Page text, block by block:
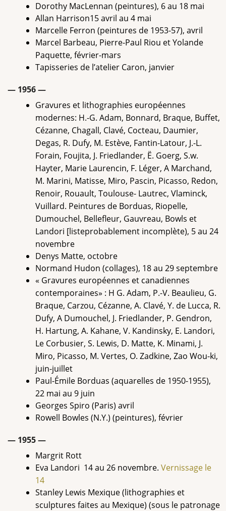
Dorothy MacLennan (peintures), 6 au 18 mai
Allan Harrison15 avril au 4 mai
Marcelle Ferron (peintures de 1953-57), avril
Marcel Barbeau, Pierre-Paul Riou et Yolande
Paquette, février-mars
Tapisseries de l’atelier Caron, janvier
— 1956 —
Gravures et lithographies européennes
modernes: H.-G. Adam, Bonnard, Braque, Buffet,
Cézanne, Chagall, Clavé, Cocteau, Daumier,
Degas, R. Dufy, M. Estève, Fantin-Latour, J.-L.
Forain, Foujita, J. Friedlander, Ë. Goerg, S.w.
Hayter, Marie Laurencin, F. Léger, A Marchand,
M. Marini, Matisse, Miro, Pascin, Picasso, Redon,
Renoir, Rouault, Toulouse- Lautrec, Vlaminck,
Vuillard. Peintures de Borduas, Riopelle,
Dumouchel, Bellefleur, Gauvreau, Bowls et
Landori [listeprobablement incomplète), 5 au 24
novembre
Denys Matte, octobre
Normand Hudon (collages), 18 au 29 septembre
« Gravures européennes et canadiennes
contemporaines» : H G. Adam, P.-V. Beaulieu, G.
Braque, Carzou, Cézanne, A. Clavé, Y. de Lucca, R.
Dufy, A Dumouchel, J. Friedlander, P. Gendron,
H. Hartung, A. Kahane, V. Kandinsky, E. Landori,
Le Corbusier, S. Lewis, D. Matte, K. Minami, J.
Miro, Picasso, M. Vertes, O. Zadkine, Zao Wou-ki,
juin-juillet
Paul-Émile Borduas (aquarelles de 1950-1955),
22 mai au 9 juin
Georges Spiro (Paris) avril
Rowell Bowles (N.Y.) (peintures), février
— 1955 —
Margrit Rott
Eva Landori 14 au 26 novembre. Vernissage le
14
Stanley Lewis Mexique (lithographies et
sculptures faites au Mexique) (sous le patronage